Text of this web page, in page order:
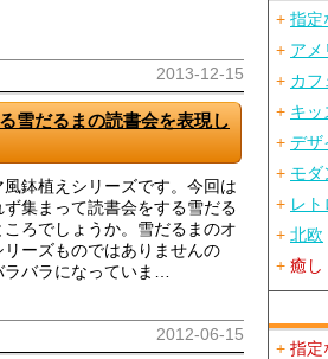
2013-12-15
雪だるまの読書会を表現し
鉢植えシリーズです。今回は
集まって読書会をする雪だる
ころでしょうか。雪だるまのオ
リーズものではありませんの
バラになっていま…
2012-06-15
+ 指定
+ アメ
+ カフ
+ キッ
+ デザ
+ モダ
+ レト
+ 北欧
+ 癒し
+ 指定